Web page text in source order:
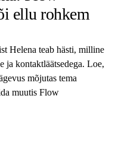
ellu rohkem
Helena teab hästi, milline
ja kontaktläätsedega. Loe,
mõjutas tema
muutis Flow